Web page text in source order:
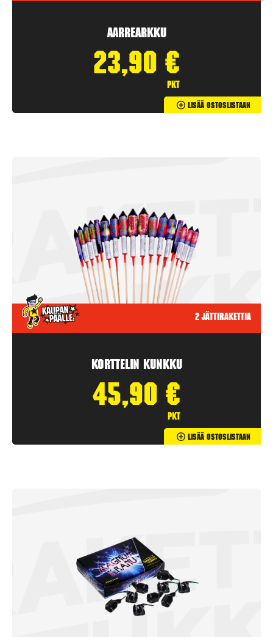
Aarrearkku
23,90 €
pkt
Lisää Ostoslistaan
2 jättirakettia
Korttelin kunkku
45,90 €
pkt
Lisää Ostoslistaan